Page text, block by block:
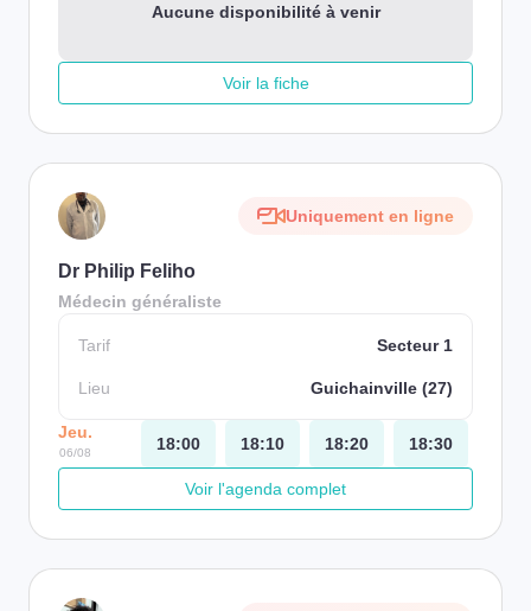
Aucune disponibilité à venir
Voir la fiche
Uniquement en ligne
Dr Philip Feliho
Médecin généraliste
Tarif Secteur 1
Lieu Guichainville (27)
Jeu.
06/08 18:00 18:10 18:20 18:30
Voir l'agenda complet